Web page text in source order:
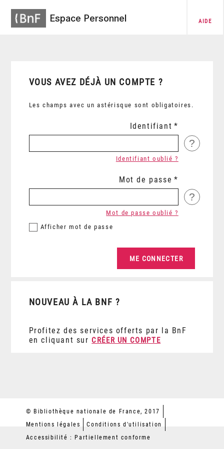
Espace Personnel AIDE
VOUS AVEZ DÉJÀ UN COMPTE ?
Les champs avec un astérisque sont obligatoires.
Identifiant
?
Identifiant oublié ?
Mot de passe
?
Afficher mot de passe
Mot de passe oublié ?
NOUVEAU À LA BNF ?
Profitez des services offerts par la BnF
en cliquant sur CRÉER UN COMPTE
© Bibliothèque nationale de France, 2017
Mentions légales
Conditions d'utilisation
Accessibilité : Partiellement conforme